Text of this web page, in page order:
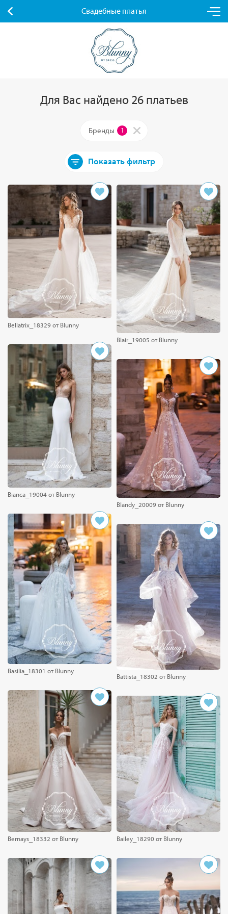
Свадебные платья
Для Вас найдено 26 платьев
Бренды 1
Показать фильтр
Bellatrix_18329 от Blunny
Blair_19005 от Blunny
Bianca_19004 от Blunny
Blandy_20009 от Blunny
Basilia_18301 от Blunny
Battista_18302 от Blunny
Bernays_18332 от Blunny Bailey_18290 от Blunny